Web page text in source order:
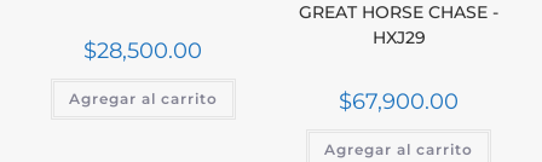
$28,500.00
Agregar al carrito
GREAT HORSE CHASE -
HXJ29
$67,900.00
Agregar al carrito